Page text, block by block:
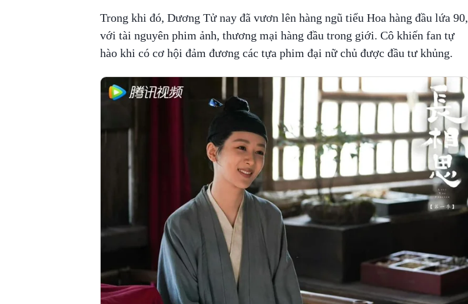
Trong khi đó, Dương Tử nay đã vươn lên hàng ngũ tiểu Hoa hàng đầu lứa 90,
với tài nguyên phim ảnh, thương mại hàng đầu trong giới. Cô khiến fan tự
hào khi có cơ hội đảm đương các tựa phim đại nữ chủ được đầu tư khủng.